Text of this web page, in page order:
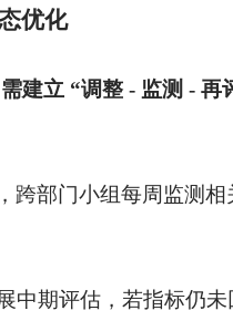
优化
建立 “调整 - 监测 -
跨部门小组每周监测
中期评估，若指标仍